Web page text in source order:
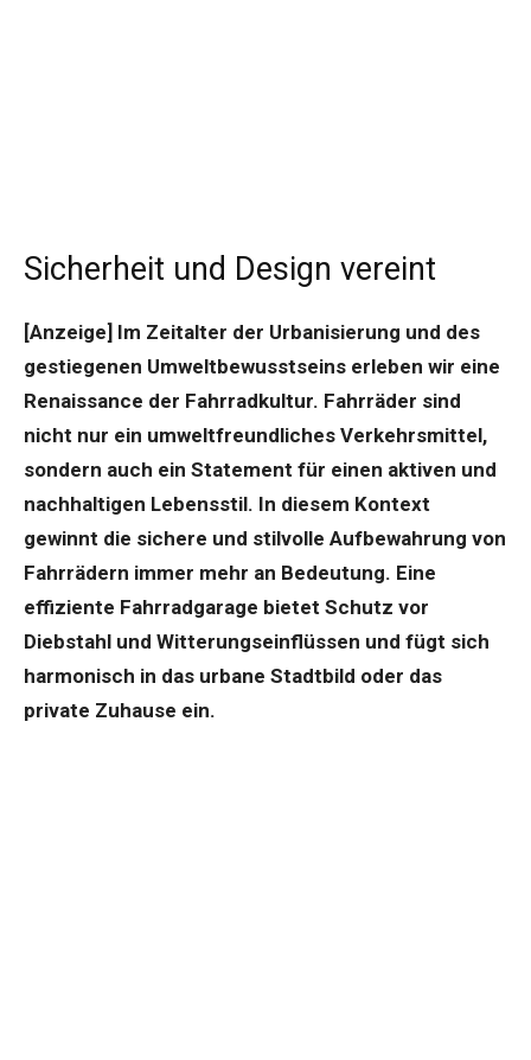
Sicherheit und Design vereint
[Anzeige] Im Zeitalter der Urbanisierung und des
gestiegenen Umweltbewusstseins erleben wir eine
Renaissance der Fahrradkultur. Fahrräder sind
nicht nur ein umweltfreundliches Verkehrsmittel,
sondern auch ein Statement für einen aktiven und
nachhaltigen Lebensstil. In diesem Kontext
gewinnt die sichere und stilvolle Aufbewahrung von
Fahrrädern immer mehr an Bedeutung. Eine
effiziente Fahrradgarage bietet Schutz vor
Diebstahl und Witterungseinflüssen und fügt sich
harmonisch in das urbane Stadtbild oder das
private Zuhause ein.